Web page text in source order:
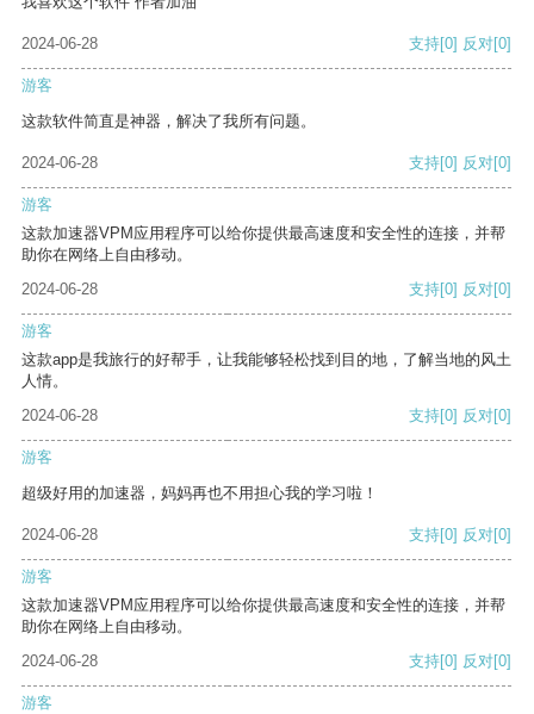
2024-06-28 支持[0] 反对[0]
游客
这款软件简直是神器，解决了我所有问题。
2024-06-28 支持[0] 反对[0]
游客
这款加速器VPM应用程序可以给你提供最高速度和安全性的连接，并帮
助你在网络上自由移动。
2024-06-28
支持[0] 反对[0]
游客
这款app是我旅行的好帮手，让我能够轻松找到目的地，了解当地的风土
人情。
2024-06-28
支持[0] 反对[0]
游客
超级好用的加速器，妈妈再也不用担心我的学习啦！
2024-06-28 支持[0] 反对[0]
游客
这款加速器VPM应用程序可以给你提供最高速度和安全性的连接，并帮
助你在网络上自由移动。
2024-06-28
支持[0] 反对[0]
游客